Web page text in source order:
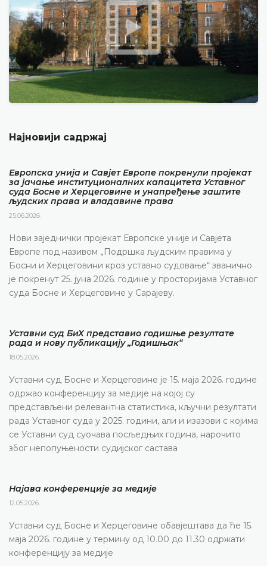
Најновији садржај
Европска унија и Савјет Европе покренули пројекат
за јачање институционалних капацитета Уставног
суда Босне и Херцеговине и унапређење заштите
људских права и владавине права
25.06.2026.
Нови заједнички пројекат Европске уније и Савјета
Европе под називом „Подршка људским правима у
Босни и Херцеговини кроз уставно судовање“ званично
је покренут 25. јуна 2026. године у просторијама Уставног
суда Босне и Херцеговине у Сарајеву.
Уставни суд БиХ представио годишње резултате
рада и нову публикацију „Годишњак“
18.05.2026.
Уставни суд Босне и Херцеговине је 15. маја 2026. године
одржао конференцију за медије на којој су
представљени релевантна статистика, кључни резултати
рада Уставног суда у 2025. години, али и изазови с којима
се Уставни суд суочава посљедњих година, нарочито
због непопуњености судијског састава
Најава конференције за медије
12.05.2026.
Уставни суд Босне и Херцеговине обавјештава да ће 15.
маја 2026. године у термину од 10.00 до 11.30 одржати
конференцију за медије